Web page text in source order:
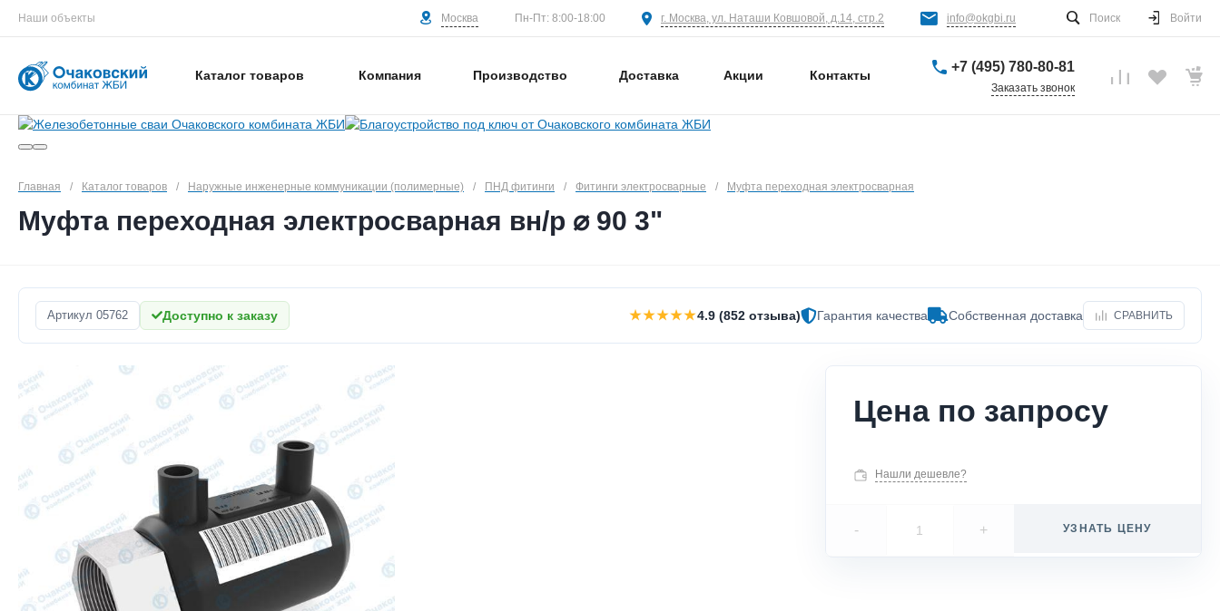
Наши объекты Москва Пн-Пт: 8:00-18:00 г. Москва, ул. Наташи Ковшовой, д.14, стр.2 info@okgbi.ru Поиск Войти
Каталог товаров Компания Производство Доставка Акции Контакты
+7 (495) 780-80-81
Заказать звонок
Главная / Каталог товаров / Наружные инженерные коммуникации (полимерные) / ПНД фитинги / Фитинги электросварные / Муфта переходная электросварная
Муфта переходная электросварная вн/р ⌀ 90 3"
Артикул 05762 Доступно к заказу ★★★★★4.9 (852 отзыва) Гарантия качества Собственная доставка СРАВНИТЬ
Цена по запросу
Нашли дешевле?
- + УЗНАТЬ ЦЕНУ